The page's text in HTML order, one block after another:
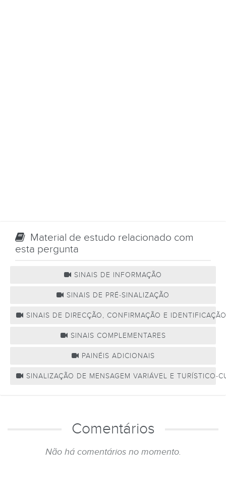
Material de estudo relacionado com
esta pergunta
SINAIS DE INFORMAÇÃO
SINAIS DE PRÉ-SINALIZAÇÃO
SINAIS DE DIRECÇÃO, CONFIRMAÇÃO E IDENTIFICAÇÃO
SINAIS COMPLEMENTARES
PAINÉIS ADICIONAIS
SINALIZAÇÃO DE MENSAGEM VARIÁVEL E TURÍSTICO-
Comentários
Não há comentários no momento.